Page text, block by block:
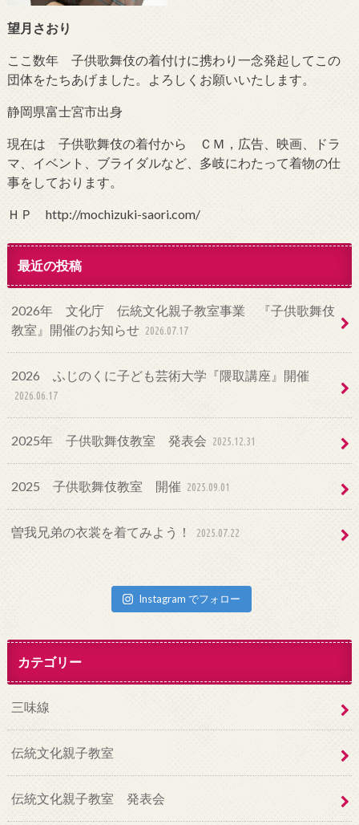
望月さおり
ここ数年 子供歌舞伎の着付けに携わり一念発起してこの
団体をたちあげました。よろしくお願いいたします。
静岡県富士宮市出身
現在は 子供歌舞伎の着付から ＣＭ，広告、映画、ドラ
マ、イベント、ブライダルなど、多岐にわたって着物の仕
事をしております。
ＨＰ http://mochizuki-saori.com/
最近の投稿
2026年 文化庁 伝統文化親子教室事業 『子供歌舞伎
教室』開催のお知らせ 2026.07.17
2026 ふじのくに子ども芸術大学『隈取講座』開催
2026.06.17
2025年 子供歌舞伎教室 発表会 2025.12.31
2025 子供歌舞伎教室 開催 2025.09.01
曽我兄弟の衣裳を着てみよう！ 2025.07.22
Instagram でフォロー
カテゴリー
三味線
伝統文化親子教室
伝統文化親子教室 発表会